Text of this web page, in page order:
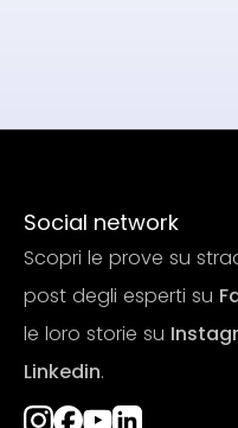
Social network
Scopri le prove su
post degli esperti su
le loro storie su
Linkedin.